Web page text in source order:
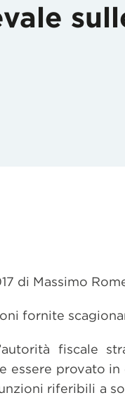
di Massimo
fornite
fiscale
essere provato
riferibili a